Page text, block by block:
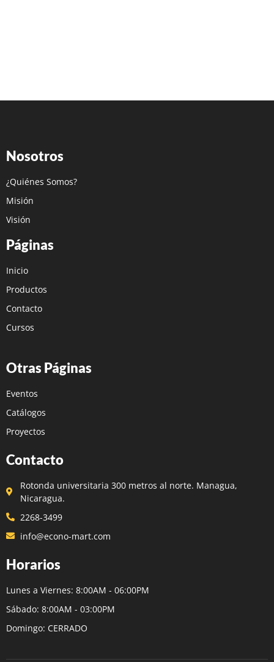
Nosotros
¿Quiénes Somos?
Misión
Visión
Páginas
Inicio
Productos
Contacto
Cursos
Otras Páginas
Eventos
Catálogos
Proyectos
Contacto
Rotonda universitaria 300 metros al norte. Managua,
Nicaragua.
2268-3499
info@econo-mart.com
Horarios
Lunes a Viernes: 8:00AM - 06:00PM
Sábado: 8:00AM - 03:00PM
Domingo: CERRADO